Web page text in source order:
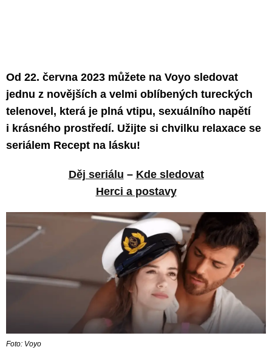
Od 22. června 2023 můžete na Voyo sledovat
jednu z novějších a velmi oblíbených tureckých
telenovel, která je plná vtipu, sexuálního napětí
i krásného prostředí. Užijte si chvilku relaxace se
seriálem Recept na lásku!
Děj seriálu – Kde sledovat
Herci a postavy
Foto: Voyo